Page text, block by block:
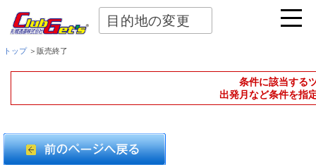
目的地の変更
トップ＞販売終了
条件に該当する
出発月など条件を指